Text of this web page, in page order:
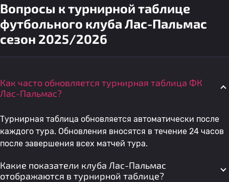
Вопросы к турнирной таблице
футбольного клуба Лас-Пальмас
сезон 2025/2026
Как часто обновляется турнирная таблица ФК
Лас-Пальмас?
Турнирная таблица обновляется автоматически после
каждого тура. Обновления вносятся в течение 24 часов
после завершения всех матчей тура.
Какие показатели клуба Лас-Пальмас
отображаются в турнирной таблице?